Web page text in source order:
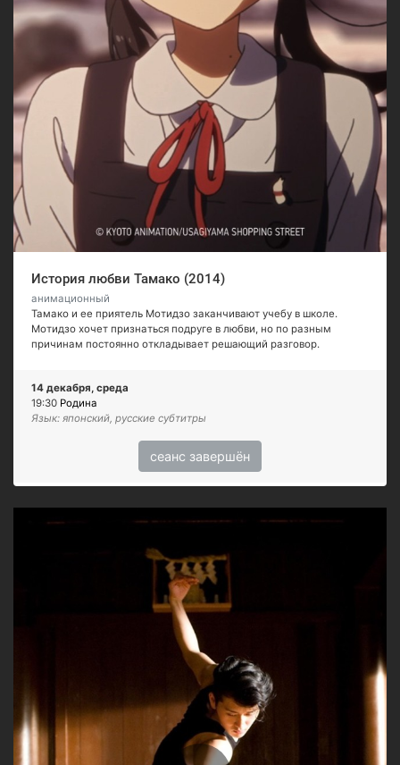
История любви Тамако (2014)
анимационный
Тамако и ее приятель Мотидзо заканчивают учебу в школе.
Мотидзо хочет признаться подруге в любви, но по разным
причинам постоянно откладывает решающий разговор.
14 декабря, среда
19:30 Родина
Язык: японский, русские субтитры
сеанс завершён